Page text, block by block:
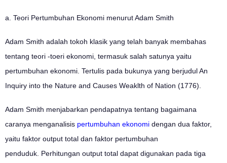
a. Teori Pertumbuhan Ekonomi menurut Adam Smith
Adam Smith adalah tokoh klasik yang telah banyak membahas
tentang teori -toeri ekonomi, termasuk salah satunya yaitu
pertumbuhan ekonomi. Tertulis pada bukunya yang berjudul An
Inquiry into the Nature and Causes Weaklth of Nation (1776).
Adam Smith menjabarkan pendapatnya tentang bagaimana
caranya menganalisis pertumbuhan ekonomi dengan dua faktor,
yaitu faktor output total dan faktor pertumbuhan
penduduk. Perhitungan output total dapat digunakan pada tiga